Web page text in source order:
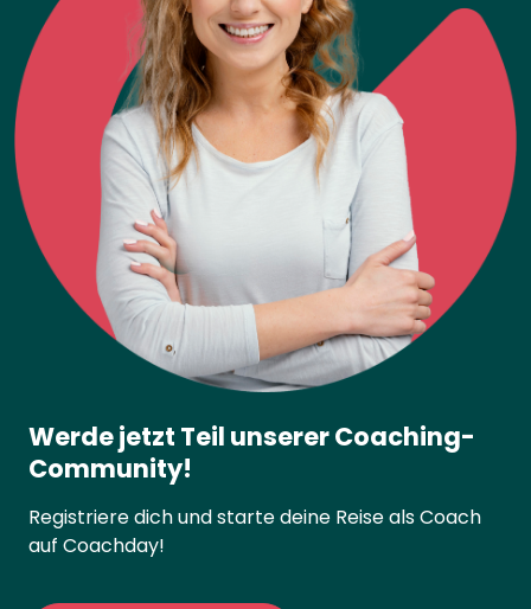
Werde jetzt Teil unserer Coaching-
Community!
Registriere dich und starte deine Reise als Coach
auf Coachday!